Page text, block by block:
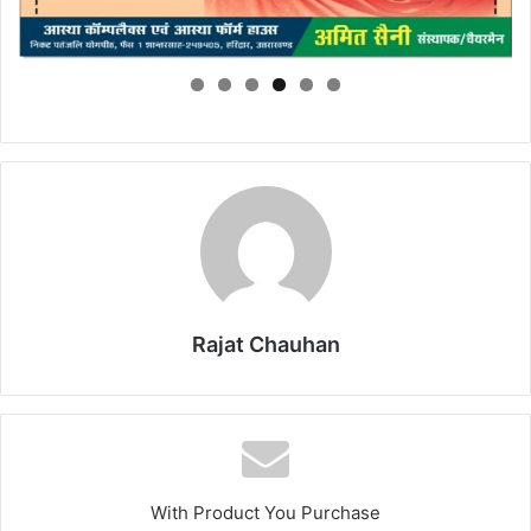
Rajat Chauhan
With Product You Purchase